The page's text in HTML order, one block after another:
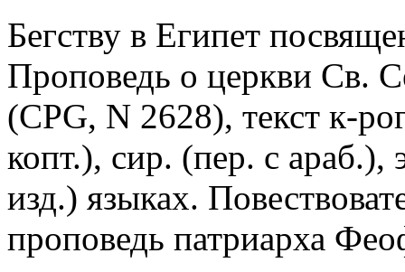
Бегству в Египет
Проповедь о церкви Св.
(CPG, N 2628), текст к-
копт.), сир. (пер. с
изд.) языках.
проповедь патриарха